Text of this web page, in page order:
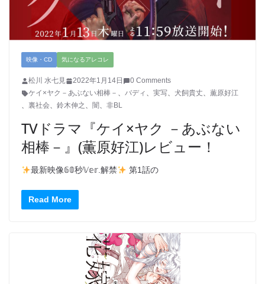
映像・CD 気になるアレコレ
松川 水七見 2022年1月14日
0 Comments
ケイ×ヤク－あぶない相棒－ 、 バディ 、 実写、 犬飼貴丈、 薫原好江
、 裏社会、 鈴木伸之 、 闇、 非BL
TVドラマ『ケイ×ヤク －あぶない
相棒－』(薫原好江)レビュー！
最新映像𝟞𝟘秒𝕍𝕖𝕣.解禁 第1話の
Read More